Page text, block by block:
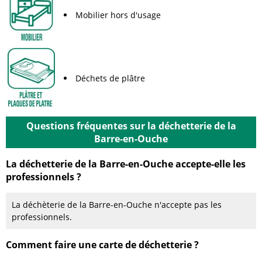
Mobilier hors d'usage
Déchets de plâtre
Questions fréquentes sur la déchetterie de la
Barre-en-Ouche
La déchetterie de la Barre-en-Ouche accepte-elle les
professionnels ?
La déchèterie de la Barre-en-Ouche n'accepte pas les
professionnels.
Comment faire une carte de déchetterie ?